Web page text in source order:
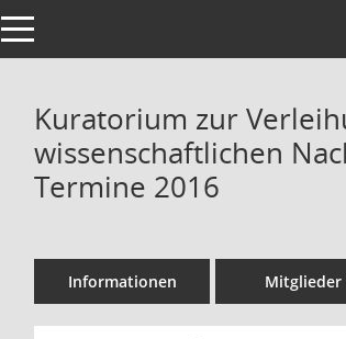
Toggle navigation
Kuratorium zur
wissenschaftlichen
Termine 2016
Informationen Mitglieder